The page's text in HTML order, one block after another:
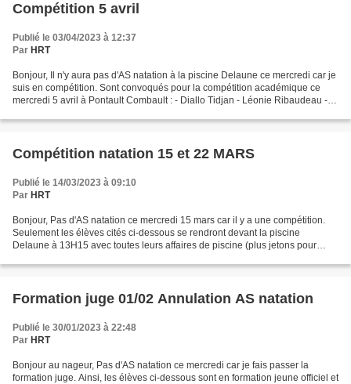
Compétition 5 avril
Publié le 03/04/2023 à 12:37
Par HRT
Bonjour, Il n'y aura pas d'AS natation à la piscine Delaune ce mercredi car je
suis en compétition. Sont convoqués pour la compétition académique ce
mercredi 5 avril à Pontault Combault : - Diallo Tidjan - Léonie Ribaudeau -
Compétition natation 15 et 22 MARS
Publié le 14/03/2023 à 09:10
Par HRT
Bonjour, Pas d'AS natation ce mercredi 15 mars car il y a une compétition.
Seulement les élèves cités ci-dessous se rendront devant la piscine
Delaune à 13H15 avec toutes leurs affaires de piscine (plus jetons pour
Formation juge 01/02 Annulation AS natation
Publié le 30/01/2023 à 22:48
Par HRT
Bonjour au nageur, Pas d'AS natation ce mercredi car je fais passer la
formation juge. Ainsi, les élèves ci-dessous sont en formation jeune officiel et